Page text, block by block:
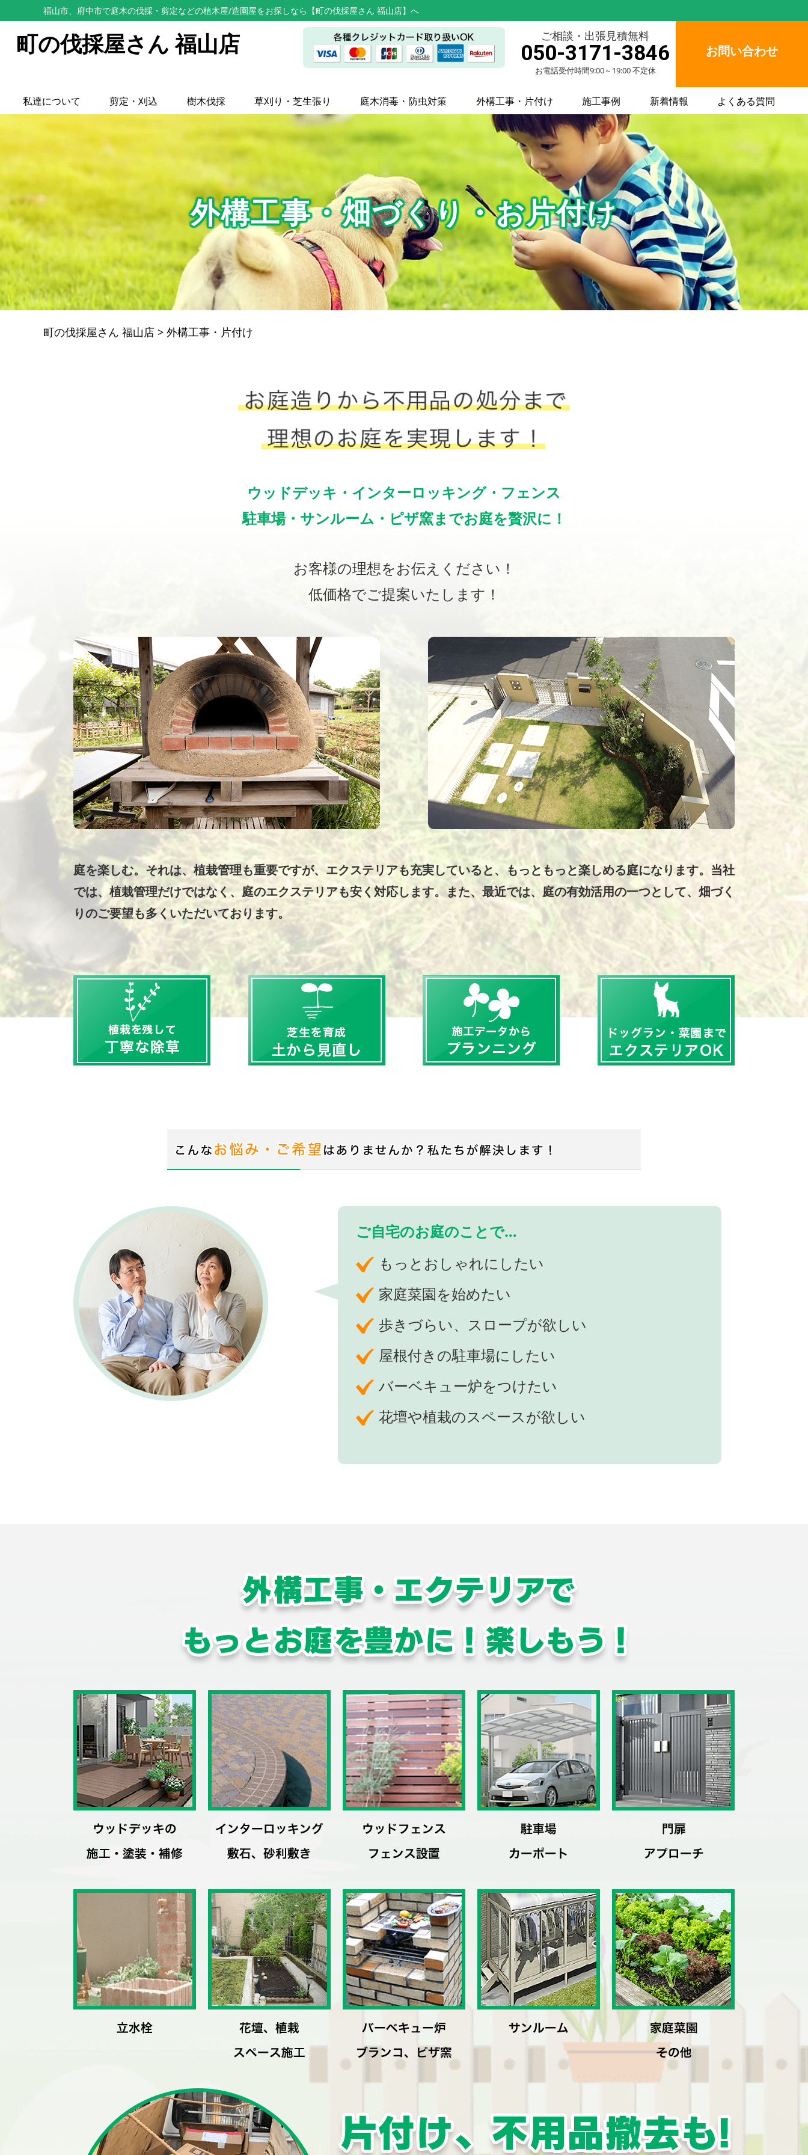
福山市、府中市で庭木の伐採・剪定などの植木屋/造園屋をお探しなら【町の伐採屋さん 福山店】へ
町の伐採屋さん 福山店 ご相談・出張見積無料
050-3171-3846
お電話受付時間9:00～19:00 不定休
お問い合わせ
私達について 剪定・刈込 樹木伐採 草刈り・芝生張り 庭木消毒・防虫対策 外構工事・片付け 施工事例 新着情報 よくある質問
外構工事・畑づくり・お片付け
町の伐採屋さん 福山店 > 外構工事・片付け
ウッドデッキ・インターロッキング・フェンス
駐車場・サンルーム・ピザ窯までお庭を贅沢に！
お客様の理想をお伝えください！
低価格でご提案いたします！
庭を楽しむ。それは、植栽管理も重要ですが、エクステリアも充実していると、もっともっと楽しめる庭になります。当社
では、植栽管理だけではなく、庭のエクステリアも安く対応します。また、最近では、庭の有効活用の一つとして、畑づく
りのご要望も多くいただいております。
ご自宅のお庭のことで…
もっとおしゃれにしたい
家庭菜園を始めたい
歩きづらい、スロープが欲しい
屋根付きの駐車場にしたい
バーベキュー炉をつけたい
花壇や植栽のスペースが欲しい